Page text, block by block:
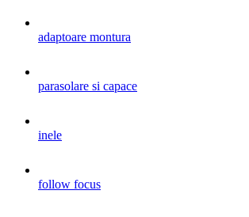
adaptoare montura
parasolare si capace
inele
follow focus